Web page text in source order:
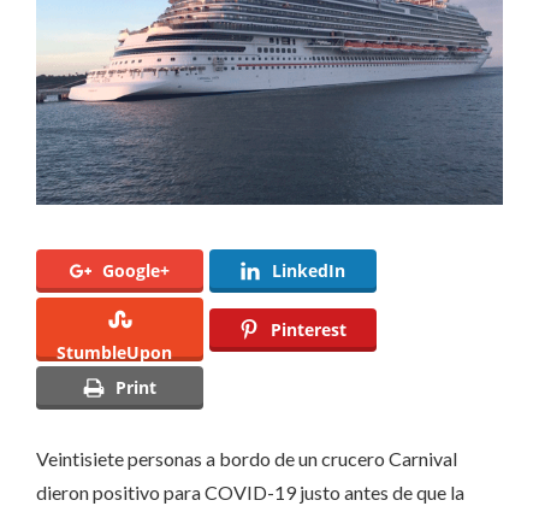
a
COVID-
19
Google+ LinkedIn
StumbleUpon
Pinterest
Print
Veintisiete personas a bordo de un crucero Carnival
dieron positivo para COVID-19 justo antes de que la